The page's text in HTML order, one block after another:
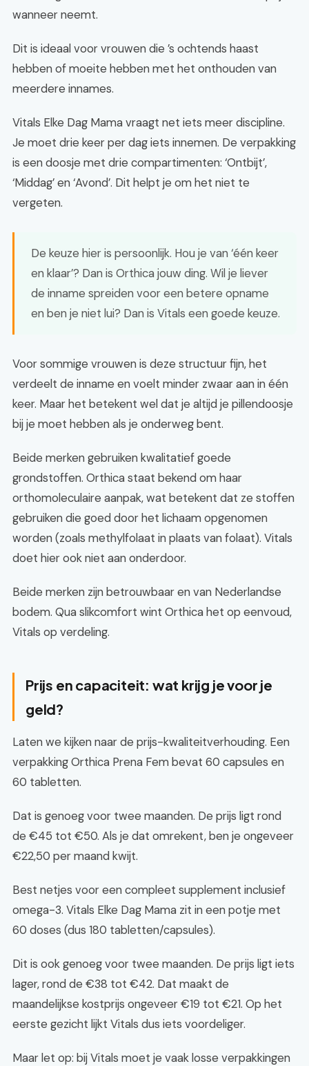
wanneer neemt.
Dit is ideaal voor vrouwen die ’s ochtends haast
hebben of moeite hebben met het onthouden van
meerdere innames.
Vitals Elke Dag Mama vraagt net iets meer discipline.
Je moet drie keer per dag iets innemen. De verpakking
is een doosje met drie compartimenten: ‘Ontbijt’,
‘Middag’ en ‘Avond’. Dit helpt je om het niet te
vergeten.
De keuze hier is persoonlijk. Hou je van ‘één keer
en klaar’? Dan is Orthica jouw ding. Wil je liever
de inname spreiden voor een betere opname
en ben je niet lui? Dan is Vitals een goede keuze.
Voor sommige vrouwen is deze structuur fijn, het
verdeelt de inname en voelt minder zwaar aan in één
keer. Maar het betekent wel dat je altijd je pillendoosje
bij je moet hebben als je onderweg bent.
Beide merken gebruiken kwalitatief goede
grondstoffen. Orthica staat bekend om haar
orthomoleculaire aanpak, wat betekent dat ze stoffen
gebruiken die goed door het lichaam opgenomen
worden (zoals methylfolaat in plaats van folaat). Vitals
doet hier ook niet aan onderdoor.
Beide merken zijn betrouwbaar en van Nederlandse
bodem. Qua slikcomfort wint Orthica het op eenvoud,
Vitals op verdeling.
Prijs en capaciteit: wat krijg je voor je
geld?
Laten we kijken naar de prijs-kwaliteitverhouding. Een
verpakking Orthica Prena Fem bevat 60 capsules en
60 tabletten.
Dat is genoeg voor twee maanden. De prijs ligt rond
de €45 tot €50. Als je dat omrekent, ben je ongeveer
€22,50 per maand kwijt.
Best netjes voor een compleet supplement inclusief
omega-3. Vitals Elke Dag Mama zit in een potje met
60 doses (dus 180 tabletten/capsules).
Dit is ook genoeg voor twee maanden. De prijs ligt iets
lager, rond de €38 tot €42. Dat maakt de
maandelijkse kostprijs ongeveer €19 tot €21. Op het
eerste gezicht lijkt Vitals dus iets voordeliger.
Maar let op: bij Vitals moet je vaak losse verpakkingen